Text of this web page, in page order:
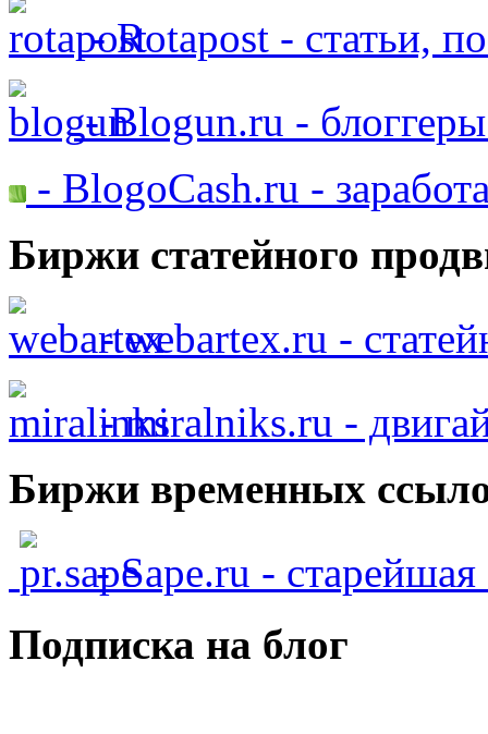
- Rotapost - статьи,
- Blogun.ru - блоггеры
- BlogoCash.ru -
Биржи статейного
- webartex.ru -
- miralniks.ru - двигай
Биржи временных
- Sape.ru -
Подписка на блог